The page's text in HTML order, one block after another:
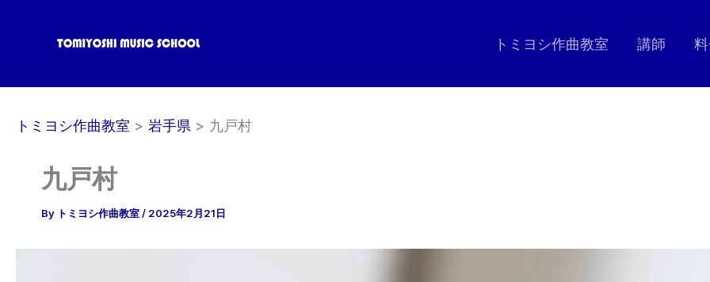
トミヨシ作曲教室 講師
トミヨシ作曲教室 岩手県 九戸村
九戸村
By トミヨシ作曲教室/ 2025年2月21日